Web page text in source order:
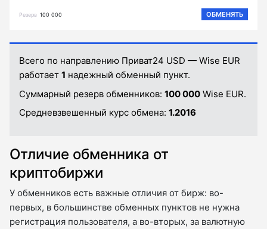
Резерв 100 000 ОБМЕНЯТЬ
Всего по направлению Приват24 USD — Wise EUR
работает 1 надежный обменный пункт.
Суммарный резерв обменников: 100 000 Wise EUR.
Средневзвешенный курс обмена: 1.2016
Отличие обменника от
криптобиржи
У обменников есть важные отличия от бирж: во-
первых, в большинстве обменных пунктов не нужна
регистрация пользователя, а во-вторых, за валютную